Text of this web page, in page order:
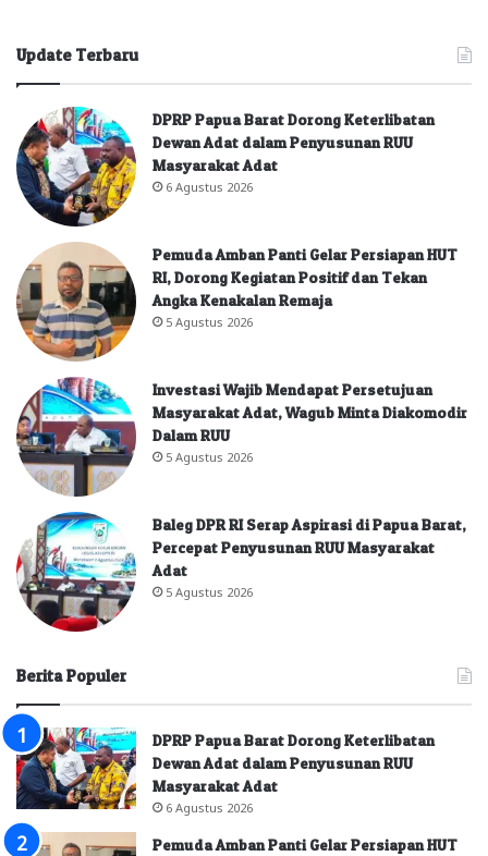
Update Terbaru
DPRP Papua Barat Dorong Keterlibatan
Dewan Adat dalam Penyusunan RUU
Masyarakat Adat
6 Agustus 2026
Pemuda Amban Panti Gelar Persiapan HUT
RI, Dorong Kegiatan Positif dan Tekan
Angka Kenakalan Remaja
5 Agustus 2026
Investasi Wajib Mendapat Persetujuan
Masyarakat Adat, Wagub Minta Diakomodir
Dalam RUU
5 Agustus 2026
Baleg DPR RI Serap Aspirasi di Papua Barat,
Percepat Penyusunan RUU Masyarakat
Adat
5 Agustus 2026
Berita Populer
DPRP Papua Barat Dorong Keterlibatan
Dewan Adat dalam Penyusunan RUU
Masyarakat Adat
6 Agustus 2026
Pemuda Amban Panti Gelar Persiapan HUT